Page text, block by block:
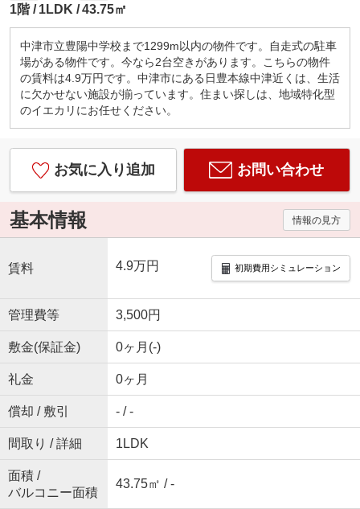
1階
1LDK 43.75㎡
中津市立豊陽中学校まで1299m以内の物件です。自走式の駐車
場がある物件です。今なら2台空きがあります。こちらの物件
の賃料は4.9万円です。中津市にある日豊本線中津近くは、生活
に欠かせない施設が揃っています。住まい探しは、地域特化型
のイエカリにお任せください。
お気に入り追加 お問い合わせ
基本情報 情報の見方
賃料 4.9万円 初期費用シミュレーション
管理費等 3,500円
敷金(保証金) 0ヶ月(-)
礼金 0ヶ月
償却 / 敷引 - / -
間取り / 詳細 1LDK
面積 /
バルコニー面積
43.75㎡ / -